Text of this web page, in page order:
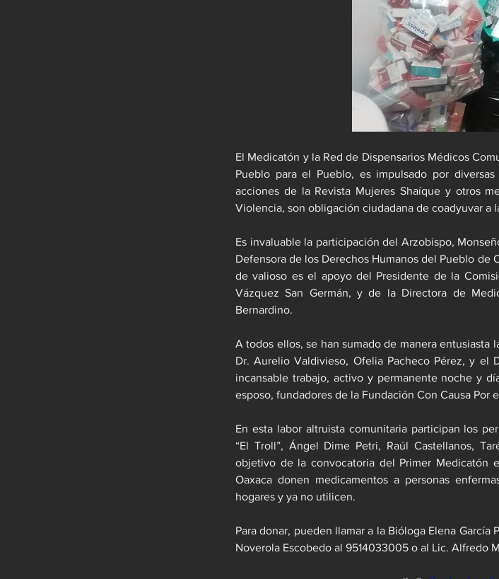
El Medicatón y la Red de Dispensarios Médicos
Pueblo para el Pueblo, es impulsado por
acciones de la Revista Mujeres Shaíque y otros
Violencia, son obligación ciudadana de coadyuvar a
Es invaluable la participación del Arzobispo,
Defensora de los Derechos Humanos del Pueblo de
de valioso es el apoyo del Presidente de la
Vázquez San Germán, y de la Directora de
Bernardino.
A todos ellos, se han sumado de manera entusiasta
Dr. Aurelio Valdivieso, Ofelia Pacheco Pérez, y el
incansable trabajo, activo y permanente noche y
esposo, fundadores de la Fundación Con Causa Por
En esta labor altruista comunitaria participan los
“El Troll”, Ángel Dime Petri, Raúl Castellanos,
objetivo de la convocatoria del Primer Medicatón
Oaxaca donen medicamentos a personas
hogares y ya no utilicen.
Para donar, pueden llamar a la Bióloga Elena García
Noverola Escobedo al 9514033005 o al Lic. Alfredo